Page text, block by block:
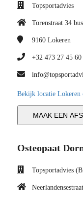
Topsportadvies
Torenstraat 34
9160 Lokeren
+32 473 27 45 60
Bekijk locatie Lokeren
MAAK EEN
Osteopaat
Topsportadvies